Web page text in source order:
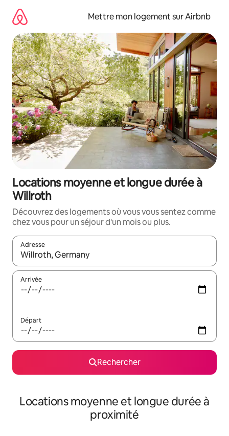
directement
contenu
Mettre mon logement sur Airbnb
Locations moyenne et longue durée à
Willroth
Découvrez des logements où vous vous sentez comme
chez vous pour un séjour d'un mois ou plus.
Adresse
Lorsque les résultats s'affichent, utilisez les flèches vers le
Arrivée
Départ
Rechercher
Locations moyenne et longue durée à
proximité